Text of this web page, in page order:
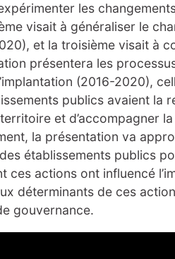
les
visait à généraliser le
et la troisième visait à
présentera les
(2016-2020),
publics avaient la
et d’accompagner
la présentation va
établissements publics
ces actions ont influencé
déterminants de ces
gouvernance.